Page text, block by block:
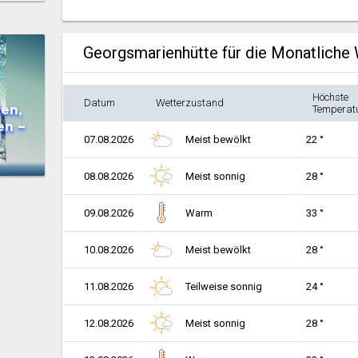
–
Georgsmarienhütte für die Monatliche
Datum Wetterzustand
Höchste
07.08.2026 Meist bewölkt 22 °
08.08.2026 Meist sonnig 28 °
09.08.2026 Warm 33 °
10.08.2026 Meist bewölkt 28 °
11.08.2026 Teilweise sonnig 24 °
12.08.2026 Meist sonnig 28 °